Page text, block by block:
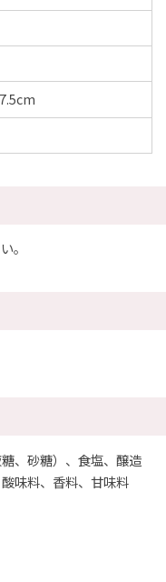
。
、砂糖）、食塩、醸造
味料、香料、甘味料